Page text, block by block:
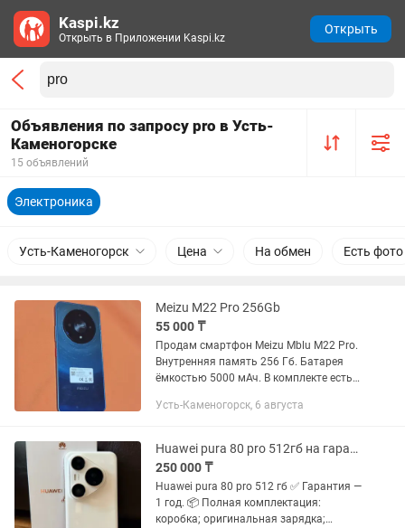
Объявления по запросу pro в Усть-
Каменогорске
15 объявлений
Электроника
Усть-Каменогорск Цена На обмен Есть фото
Meizu M22 Pro 256Gb
55 000 ₸
Продам смартфон Meizu Mblu M22 Pro.
Внутренняя память 256 Гб. Батарея
ёмкостью 5000 мАч. В комплекте есть
Усть-Каменогорск, 6 августа
Huawei pura 80 pro 512гб на гарантии
250 000 ₸
Huawei pura 80 pro 512 гб ✅ Гарантия —
1 год. 📦 Полная комплектация:
коробка; оригинальная зарядка;
Kaspi.kz
Открыть в Приложении Kaspi.kz
Открыть